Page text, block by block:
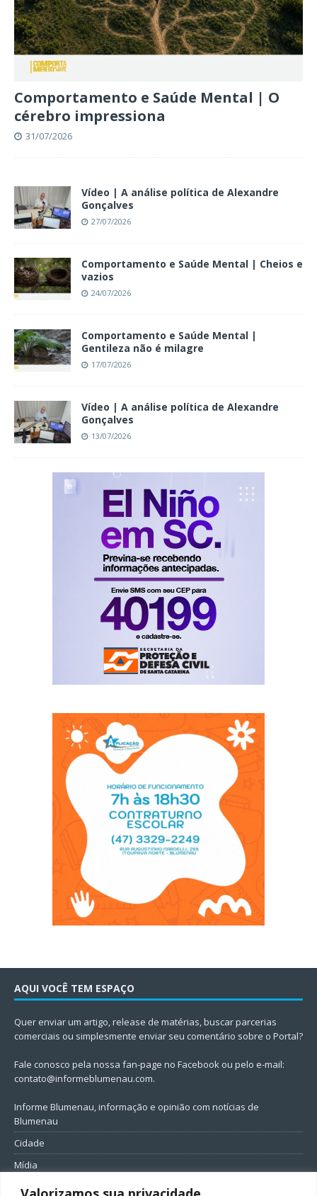
Comportamento e Saúde Mental | O
cérebro impressiona
31/07/2026
Vídeo | A análise política de Alexandre
Gonçalves
27/07/2026
Comportamento e Saúde Mental | Cheios e
vazios
24/07/2026
Comportamento e Saúde Mental |
Gentileza não é milagre
17/07/2026
Vídeo | A análise política de Alexandre
Gonçalves
13/07/2026
AQUI VOCÊ TEM ESPAÇO
Quer enviar um artigo, release de matérias, buscar parcerias
comerciais ou simplesmente enviar seu comentário sobre o Portal?
Fale conosco pela nossa fan-page no Facebook ou pelo e-mail:
contato@informeblumenau.com.
Informe Blumenau, informação e opinião com notícias de
Blumenau
Cidade
Mídia
Entretenimento